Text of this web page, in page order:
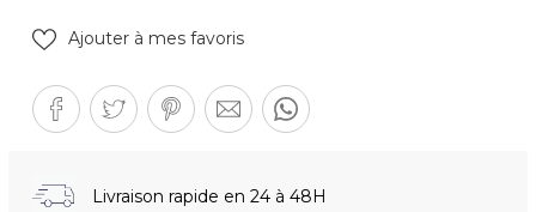
Ajouter à mes favoris
Livraison rapide en 24 à 48H